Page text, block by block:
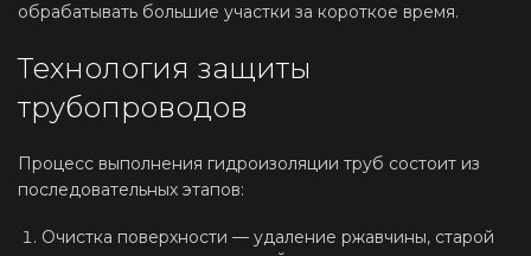
обрабатывать большие участки за короткое время.
Технология защиты
трубопроводов
Процесс выполнения гидроизоляции труб состоит из
последовательных этапов:
Очистка поверхности — удаление ржавчины, старой